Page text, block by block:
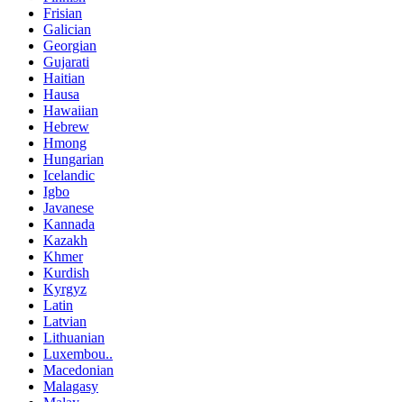
Frisian
Galician
Georgian
Gujarati
Haitian
Hausa
Hawaiian
Hebrew
Hmong
Hungarian
Icelandic
Igbo
Javanese
Kannada
Kazakh
Khmer
Kurdish
Kyrgyz
Latin
Latvian
Lithuanian
Luxembou..
Macedonian
Malagasy